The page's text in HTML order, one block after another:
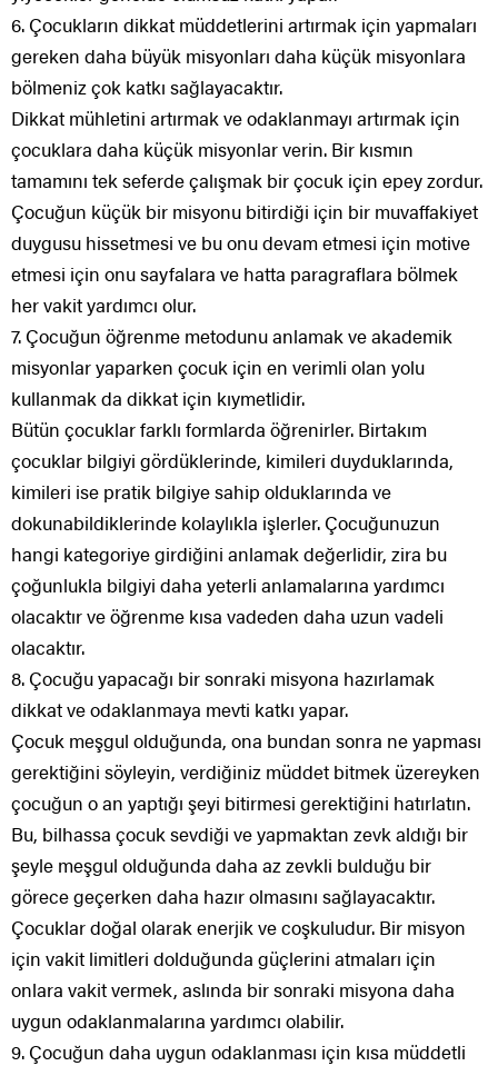
6. Çocukların dikkat müddetlerini artırmak için yapmaları
gereken daha büyük misyonları daha küçük misyonlara
bölmeniz çok katkı sağlayacaktır.
Dikkat mühletini artırmak ve odaklanmayı artırmak için
çocuklara daha küçük misyonlar verin. Bir kısmın
tamamını tek seferde çalışmak bir çocuk için epey zordur.
Çocuğun küçük bir misyonu bitirdiği için bir muvaffakiyet
duygusu hissetmesi ve bu onu devam etmesi için motive
etmesi için onu sayfalara ve hatta paragraflara bölmek
her vakit yardımcı olur.
7. Çocuğun öğrenme metodunu anlamak ve akademik
misyonlar yaparken çocuk için en verimli olan yolu
kullanmak da dikkat için kıymetlidir.
Bütün çocuklar farklı formlarda öğrenirler. Birtakım
çocuklar bilgiyi gördüklerinde, kimileri duyduklarında,
kimileri ise pratik bilgiye sahip olduklarında ve
dokunabildiklerinde kolaylıkla işlerler. Çocuğunuzun
hangi kategoriye girdiğini anlamak değerlidir, zira bu
çoğunlukla bilgiyi daha yeterli anlamalarına yardımcı
olacaktır ve öğrenme kısa vadeden daha uzun vadeli
olacaktır.
8. Çocuğu yapacağı bir sonraki misyona hazırlamak
dikkat ve odaklanmaya mevti katkı yapar.
Çocuk meşgul olduğunda, ona bundan sonra ne yapması
gerektiğini söyleyin, verdiğiniz müddet bitmek üzereyken
çocuğun o an yaptığı şeyi bitirmesi gerektiğini hatırlatın.
Bu, bilhassa çocuk sevdiği ve yapmaktan zevk aldığı bir
şeyle meşgul olduğunda daha az zevkli bulduğu bir
görece geçerken daha hazır olmasını sağlayacaktır.
Çocuklar doğal olarak enerjik ve coşkuludur. Bir misyon
için vakit limitleri dolduğunda güçlerini atmaları için
onlara vakit vermek, aslında bir sonraki misyona daha
uygun odaklanmalarına yardımcı olabilir.
9. Çocuğun daha uygun odaklanması için kısa müddetli